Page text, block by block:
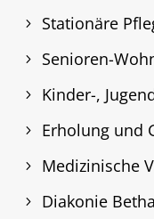
Stationäre
Senioren-
Kinder-,
Erholung und
Medizinische
Diakonie